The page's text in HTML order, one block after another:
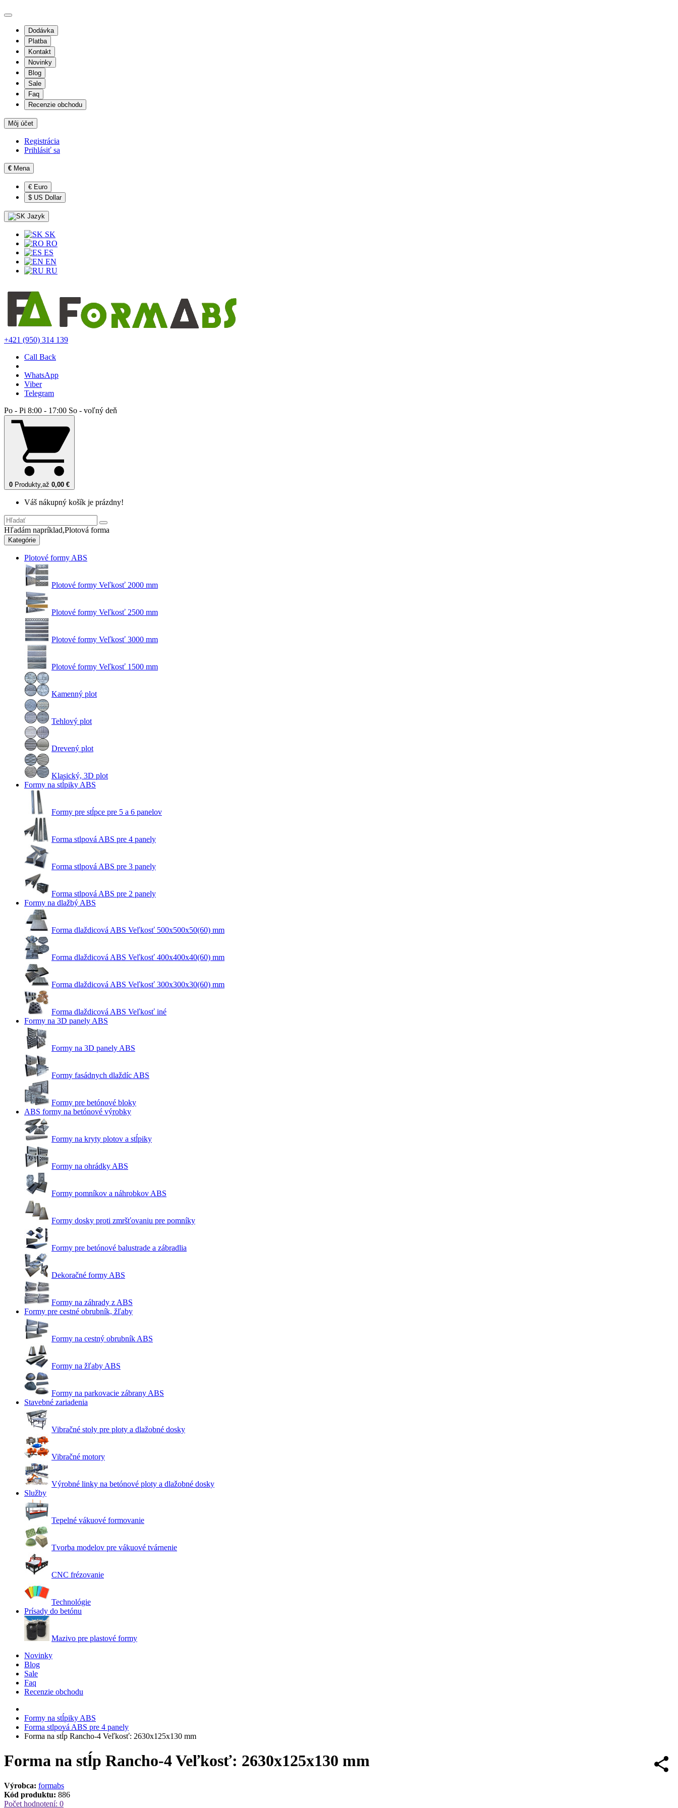
Dodávka
Platba
Kontakt
Novinky
Blog
Sale
Faq
Recenzie obchodu
Môj účet
Registrácia
Prihlásiť sa
€ Mena
€ Euro
$ US Dollar
Jazyk
SK
RO
ES
EN
RU
+421 (950) 314 139
Call Back
WhatsApp
Viber
Telegram
Po - Pi 8:00 - 17:00 So - voľný deň
0 Produkty,až 0,00 €
Váš nákupný košík je prázdny!
Hľadám napríklad,Plotová forma
Kategórie
Plotové formy ABS
Plotové formy Veľkosť 2000 mm
Plotové formy Veľkosť 2500 mm
Plotové formy Veľkosť 3000 mm
Plotové formy Veľkosť 1500 mm
Kamenný plot
Tehlový plot
Drevený plot
Klasický, 3D plot
Formy na stĺpiky ABS
Formy pre stĺpce pre 5 a 6 panelov
Forma stlpová ABS pre 4 panely
Forma stlpová ABS pre 3 panely
Forma stlpová ABS pre 2 panely
Formy na dlažbý ABS
Forma dlaždicová ABS Veľkosť 500x500x50(60) mm
Forma dlaždicová ABS Veľkosť 400x400x40(60) mm
Forma dlaždicová ABS Veľkosť 300x300x30(60) mm
Forma dlaždicová ABS Veľkosť iné
Formy na 3D panely ABS
Formy na 3D panely ABS
Formy fasádnych dlaždíc ABS
Formy pre betónové bloky
ABS formy na betónové výrobky
Formy na kryty plotov a stĺpiky
Formy na ohrádky ABS
Formy pomníkov a náhrobkov ABS
Formy dosky proti zmršťovaniu pre pomníky
Formy pre betónové balustrade a zábradlia
Dekoračné formy ABS
Formy na záhrady z ABS
Formy pre cestné obrubník, žľaby
Formy na cestný obrubník ABS
Formy na žľaby ABS
Formy na parkovacie zábrany ABS
Stavebné zariadenia
Vibračné stoly pre ploty a dlažobné dosky
Vibračné motory
Výrobné linky na betónové ploty a dlažobné dosky
Služby
Tepelné vákuové formovanie
Tvorba modelov pre vákuové tvárnenie
CNC frézovanie
Technológie
Prísady do betónu
Mazivo pre plastové formy
Novinky
Blog
Sale
Faq
Recenzie obchodu
Formy na stĺpiky ABS
Forma stlpová ABS pre 4 panely
Formа na stĺp Rancho-4 Veľkosť: 2630х125х130 mm
Formа na stĺp Rancho-4 Veľkosť: 2630х125х130 mm
Výrobca: formabs
Kód produktu: 886
Počet hodnotení: 0